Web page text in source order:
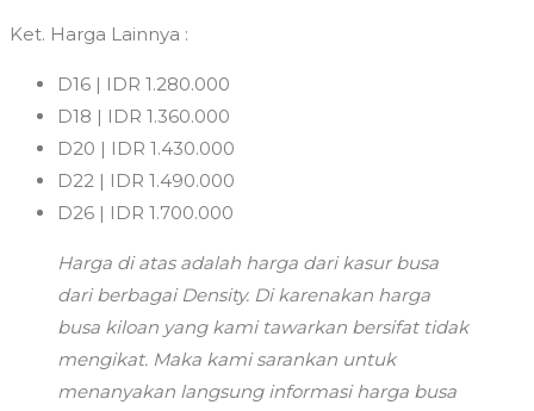
Ket. Harga Lainnya :
D16 | IDR 1.280.000
D18 | IDR 1.360.000
D20 | IDR 1.430.000
D22 | IDR 1.490.000
D26 | IDR 1.700.000
Harga di atas adalah harga dari kasur busa
dari berbagai Density. Di karenakan harga
busa kiloan yang kami tawarkan bersifat tidak
mengikat. Maka kami sarankan untuk
menanyakan langsung informasi harga busa